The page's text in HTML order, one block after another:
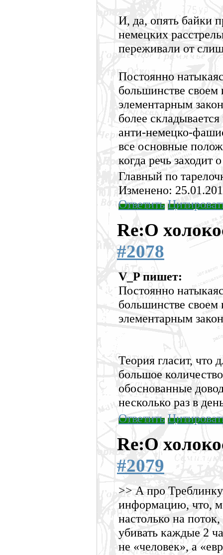
И, да, опять байки
немецких
переживали от
Постоянно
большинстве своем
элементарным
более
анти-немецко-
все основные
когда речь заходит
Главный по
Изменено:
Ответить
Re:О
#2078
V_P пишет:
Постоянно
большинстве своем
элементарным
Теория гласит, что
большое
обоснованные
несколько раз в
Ответить
Re:О
#2079
>> А про
информацию, что,
настолько на
убивать каждые 2
не «человек», а